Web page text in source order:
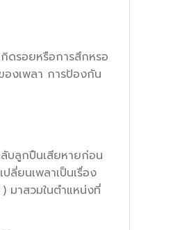
ดรอยหรือการสึกหรอ
องเพลา การป้องกัน
ลับลูกปืนเสียหายก่อน
ลี่ยนเพลาเป็นเรื่อง
มาสวมในตำแหน่งที่